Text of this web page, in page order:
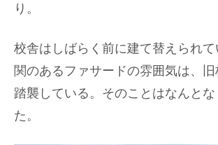
り。
校舎はしばらく前に建て替えられ
関のあるファサードの雰囲気は、
踏襲している。そのことはなんと
た。